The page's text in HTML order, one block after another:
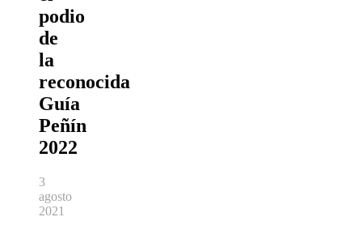
podio
de
la
reconocida
Guía
Peñín
2022
3
agosto
2021